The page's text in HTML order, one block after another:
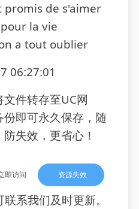
promis de s'aimer
pour la vie
a tout oublier
06:27:01
件转存至UC网
份即可永久保存，随
失效，更省心！
即访问 资源失效
系我们及时更新。